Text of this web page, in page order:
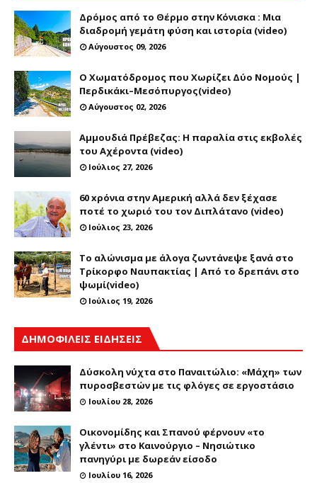
Δρόμος από το Θέρμο στην Κόνισκα : Μια
διαδρομή γεμάτη φύση και ιστορία (video)
Αύγουστος 09, 2026
Ο Χωματόδρομος που Χωρίζει Δύο Νομούς |
Περδικάκι–Μεσόπυργος(video)
Αύγουστος 02, 2026
Αμμουδιά Πρέβεζας: Η παραλία στις εκβολές
του Αχέροντα (video)
Ιούλιος 27, 2026
60 xρόνια στην Αμερική αλλά δεν ξέχασε
ποτέ το χωριό του τον Διπλάτανο (video)
Ιούλιος 23, 2026
Το αλώνισμα με άλογα ζωντάνεψε ξανά στο
Τρίκορφο Ναυπακτίας | Από το δρεπάνι στο
ψωμί(video)
Ιούλιος 19, 2026
ΔΗΜΟΦΙΛΕΙΣ ΕΙΔΗΣΕΙΣ
Δύσκολη νύχτα στο Παναιτώλιο: «Μάχη» των
πυροσβεστών με τις φλόγες σε εργοστάσιο
Ιουλίου 28, 2026
Οικονομίδης και Σπανού φέρνουν «το
γλέντι» στο Καινούργιο – Νησιώτικο
πανηγύρι με δωρεάν είσοδο
Ιουλίου 16, 2026